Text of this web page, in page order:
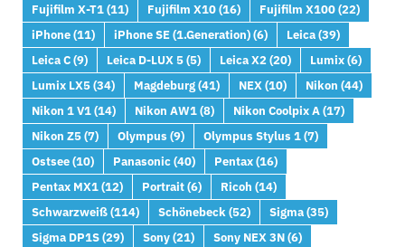
Fujifilm X-T1(11) Fujifilm X10(16) Fujifilm X100(22)
iPhone(11) iPhone SE (1.Generation)(6) Leica(39)
Leica C(9) Leica D-LUX 5(5) Leica X2(20) Lumix(6)
Lumix LX5(34) Magdeburg(41) NEX(10) Nikon (44)
Nikon 1 V1(14) Nikon AW1(8) Nikon Coolpix A(17)
Nikon Z5(7) Olympus (9) Olympus Stylus 1(7)
Ostsee(10) Panasonic(40) Pentax(16)
Pentax MX1(12) Portrait(6) Ricoh (14)
Schwarzweiß(114) Schönebeck(52) Sigma(35)
Sigma DP1S(29) Sony(21) Sony NEX 3N(6)